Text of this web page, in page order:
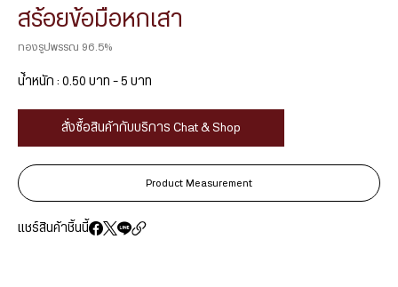
สร้อยข้อมือหกเสา
ทองรูปพรรณ 96.5%
น้ำหนัก : 0.50 บาท – 5 บาท
สั่งซื้อสินค้ากับบริการ Chat & Shop
Product Measurement
แชร์สินค้าชิ้นนี้